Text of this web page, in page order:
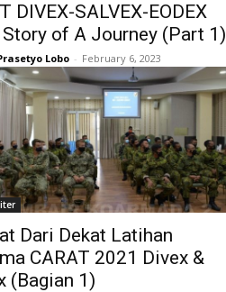
DIVEX-SALVEX-EODEX
of A Journey (Part 1)
Lobo - February 6, 2023
Dari Dekat Latihan
CARAT 2021 Divex &
(Bagian 1)